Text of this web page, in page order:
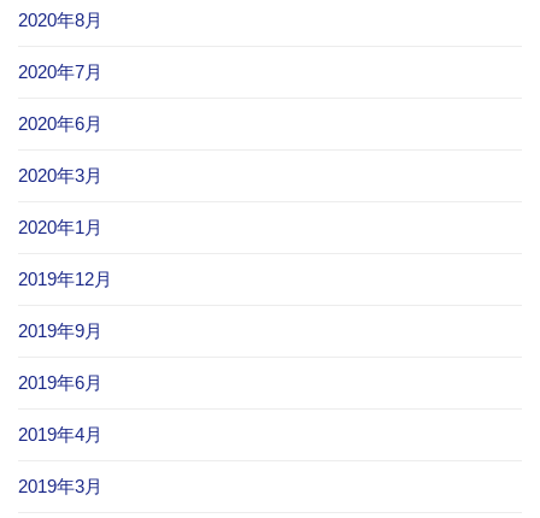
2020年8月
2020年7月
2020年6月
2020年3月
2020年1月
2019年12月
2019年9月
2019年6月
2019年4月
2019年3月